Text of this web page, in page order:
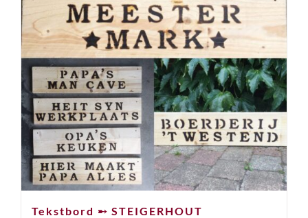
Tekstbord ➸ STEIGERHOUT